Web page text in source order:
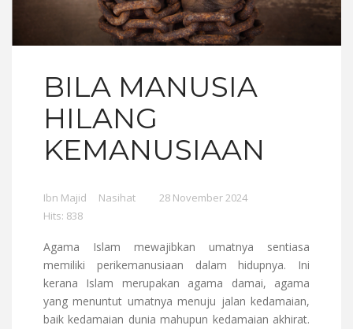
BILA MANUSIA
HILANG
KEMANUSIAAN
Ibn Majid Nasihat
28 November 2024
Hits: 838
Agama Islam mewajibkan umatnya sentiasa
memiliki perikemanusiaan dalam hidupnya. Ini
kerana Islam merupakan agama damai, agama
yang menuntut umatnya menuju jalan kedamaian,
baik kedamaian dunia mahupun kedamaian akhirat.